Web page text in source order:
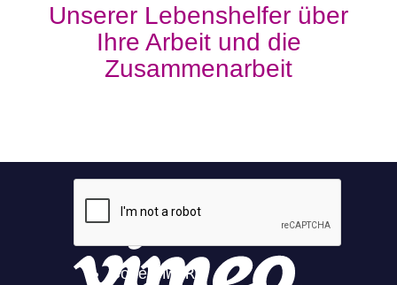
Unserer Lebenshelfer über
Ihre Arbeit und die
Zusammenarbeit